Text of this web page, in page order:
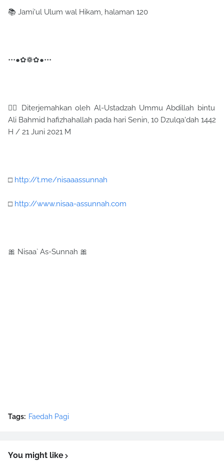
📚 Jami'ul Ulum wal Hikam, halaman 120
•••●✿❁✿●•••
✍🏼 Diterjemahkan oleh Al-Ustadzah Ummu Abdillah bintu
Ali Bahmid hafizhahallah pada hari Senin, 10 Dzulqa'dah 1442
H / 21 Juni 2021 M
□ http://t.me/nisaaassunnah
□ http://www.nisaa-assunnah.com
🎀 Nisaa` As-Sunnah 🎀
Tags: Faedah Pagi
You might like